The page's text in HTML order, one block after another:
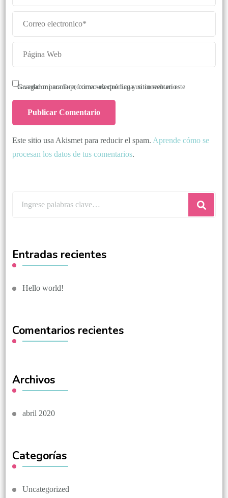
Guardar mi nombre, correo electrónico y sitio web en este navegador para la próxima vez que haga un comentario.
Este sitio usa Akismet para reducir el spam. Aprende cómo se
procesan los datos de tus comentarios.
Entradas recientes
Hello world!
Comentarios recientes
Archivos
abril 2020
Categorías
Uncategorized